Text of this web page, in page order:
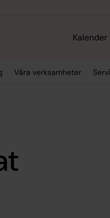
Kalender
Våra verksamheter